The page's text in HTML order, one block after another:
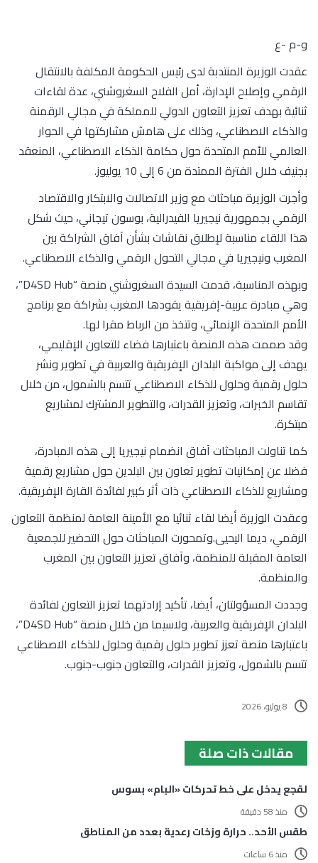
و-م -ع
عقدت الوزيرة المنتدبة لدى رئيس الحكومة المكلفة بالانتقال
الرقمي وإصلاح الإدارة، أمل الفلاح السغروشني، عدة لقاءات
ثنائية بهدف تعزيز التعاون الدولي للمملكة في مجالي الرقمنة
والذكاء الاصطناعي، وذلك على هامش مشاركتها في الحوار
العالمي للأمم المتحدة حول حكامة الذكاء الاصطناعي، المنعقد
بجنيف خلال الفترة الممتدة من 6 إلى 10 يوليوز.
وأجرت الوزيرة مباحثات مع وزير الاتصالات والابتكار والاقتصاد
الرقمي بجمهورية نيجيريا الفيدرالية، بوسون تيجاني، حيث شكل
هذا اللقاء مناسبة لإطلاق نقاشات بشأن آفاق الشراكة بين
المغرب ونيجيريا في مجالي التحول الرقمي والذكاء الاصطناعي.
وبهذه المناسبة، قدمت السيدة السغروشني منصة “D4SD Hub”،
وهي مبادرة عربية-إفريقية يقودها المغرب بشراكة مع برنامج
الأمم المتحدة الإنمائي، وتتخذ من الرباط مقرا لها.
وقد صممت هذه المنصة باعتبارها فضاء للتعاون الإقليمي،
يهدف إلى مواكبة البلدان الإفريقية والعربية في تطوير ونشر
حلول رقمية وحلول للذكاء الاصطناعي تتسم بالشمول، من خلال
تقاسم الخبرات، وتعزيز القدرات، والتطوير المشترك لمشاريع
مبتكرة.
كما تناولت المباحثات آفاق انضمام نيجيريا إلى هذه المبادرة،
فضلا عن إمكانيات تطوير تعاون بين البلدين حول مشاريع رقمية
ومشاريع للذكاء الاصطناعي ذات أثر كبير لفائدة القارة الإفريقية.
وعقدت الوزيرة أيضا لقاء ثنائيا مع الأمينة العامة لمنظمة التعاون
الرقمي، ديما اليحيى.وتمحورت المباحثات حول التحضير للجمعية
العامة المقبلة للمنظمة، وآفاق تعزيز التعاون بين المغرب
والمنظمة.
وجددت المسؤولتان، أيضا، تأكيد إرادتهما تعزيز التعاون لفائدة
البلدان الإفريقية والعربية، ولاسيما من خلال منصة “D4SD Hub”،
باعتبارها منصة تعزز تطوير حلول رقمية وحلول للذكاء الاصطناعي
تتسم بالشمول، وتعزيز القدرات، والتعاون جنوب-جنوب.
8 يوليو، 2026
مقالات ذات صلة
لقجع يدخل على خط تحركات «البام» بسوس
منذ 58 دقيقة
طقس الأحد.. حرارة وزخات رعدية بعدد من المناطق
منذ 6 ساعات